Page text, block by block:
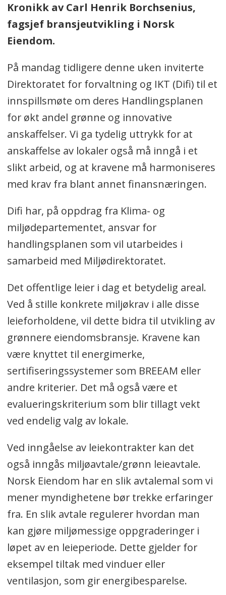
Kronikk av Carl Henrik Borchsenius,
fagsjef bransjeutvikling i Norsk
Eiendom.
På mandag tidligere denne uken inviterte
Direktoratet for forvaltning og IKT (Difi) til et
innspillsmøte om deres Handlingsplanen
for økt andel grønne og innovative
anskaffelser. Vi ga tydelig uttrykk for at
anskaffelse av lokaler også må inngå i et
slikt arbeid, og at kravene må harmoniseres
med krav fra blant annet finansnæringen.
Difi har, på oppdrag fra Klima- og
miljødepartementet, ansvar for
handlingsplanen som vil utarbeides i
samarbeid med Miljødirektoratet.
Det offentlige leier i dag et betydelig areal.
Ved å stille konkrete miljøkrav i alle disse
leieforholdene, vil dette bidra til utvikling av
grønnere eiendomsbransje. Kravene kan
være knyttet til energimerke,
sertifiseringssystemer som BREEAM eller
andre kriterier. Det må også være et
evalueringskriterium som blir tillagt vekt
ved endelig valg av lokale.
Ved inngåelse av leiekontrakter kan det
også inngås miljøavtale/grønn leieavtale.
Norsk Eiendom har en slik avtalemal som vi
mener myndighetene bør trekke erfaringer
fra. En slik avtale regulerer hvordan man
kan gjøre miljømessige oppgraderinger i
løpet av en leieperiode. Dette gjelder for
eksempel tiltak med vinduer eller
ventilasjon, som gir energibesparelse.